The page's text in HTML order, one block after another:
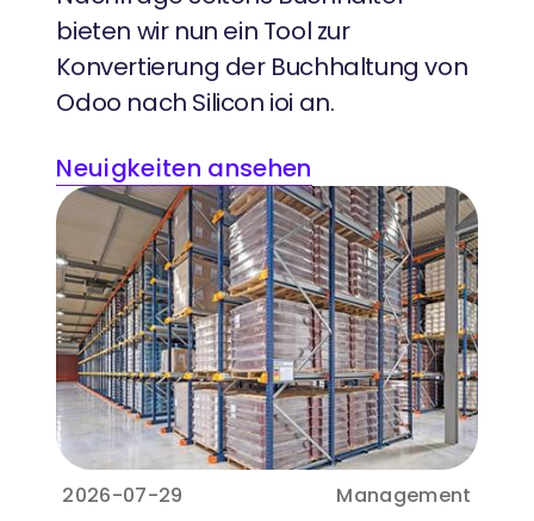
bieten wir nun ein Tool zur
Konvertierung der Buchhaltung von
Odoo nach Silicon ioi an.
Neuigkeiten ansehen
2026-07-29 Management